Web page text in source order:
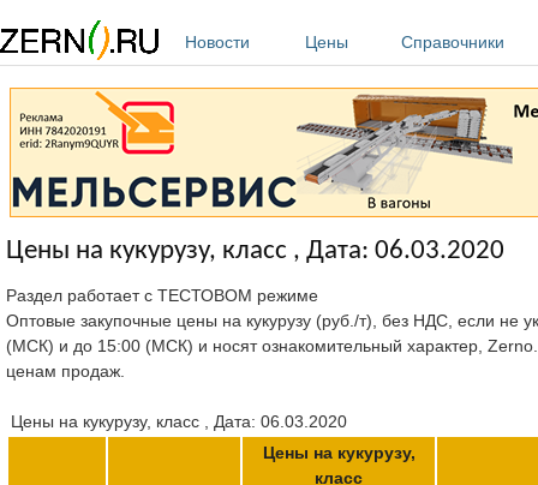
Новости
Цены Справочники
Цены на кукурузу, класс , Дата: 06.03.2020
Раздел работает с ТЕСТОВОМ режиме
Оптовые закупочные цены на кукурузу (руб./т), без НДС, если не
(МСК) и до 15:00 (МСК) и носят ознакомительный характер,
ценам продаж.
Цены на кукурузу, класс , Дата: 06.03.2020
Цены на кукурузу,
класс